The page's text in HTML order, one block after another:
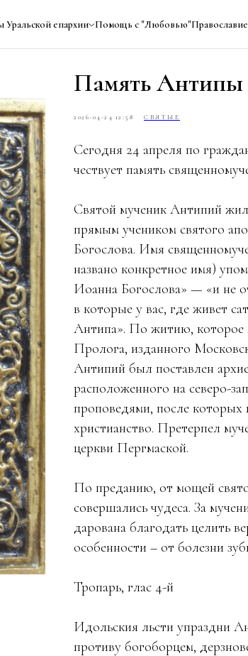
Уральской епархии Помощь с "Любовью"Православие
Память Антипы
2026-04-24 12:58 СВЯТЫЕ
Сегодня 24 апреля по
чествует память
Святой мученик Антипий
прямым учеником святого
Богослова. Имя
названо конкретное имя)
Иоанна Богослова» — «и не
в которые у вас, где живет
Антипа». По житию, которое
Пролога, изданного
Антипий был поставлен
расположенного на северо-
проповедями, после
христианство. Претерпел
церкви Пергмаской.
По преданию, от мощей
совершались чудеса. За
дарована благодать целить
особенности – от болезни
Тропарь, глас 4-й
Идольския льсти упраздни
противу богоборцем,